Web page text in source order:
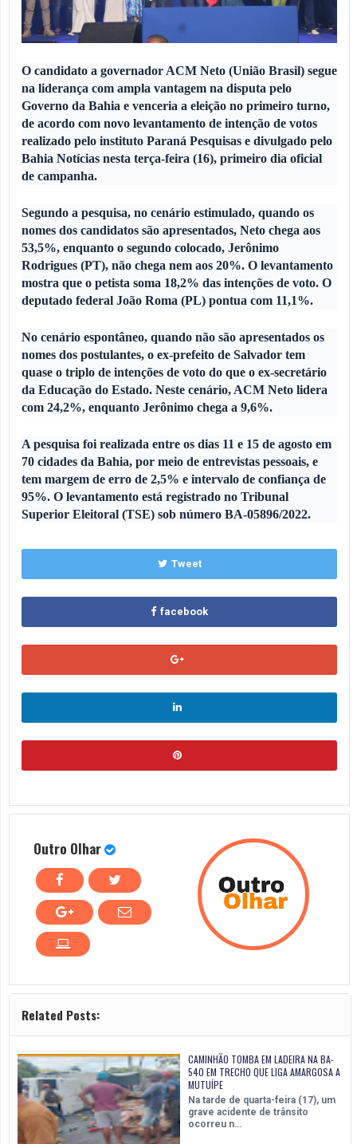
O candidato a governador ACM Neto (União Brasil) segue
na liderança com ampla vantagem na disputa pelo
Governo da Bahia e venceria a eleição no primeiro turno,
de acordo com novo levantamento de intenção de votos
realizado pelo instituto Paraná Pesquisas e divulgado pelo
Bahia Notícias nesta terça-feira (16), primeiro dia oficial
de campanha.
Segundo a pesquisa, no cenário estimulado, quando os
nomes dos candidatos são apresentados, Neto chega aos
53,5%, enquanto o segundo colocado, Jerônimo
Rodrigues (PT), não chega nem aos 20%. O levantamento
mostra que o petista soma 18,2% das intenções de voto. O
deputado federal João Roma (PL) pontua com 11,1%.
No cenário espontâneo, quando não são apresentados os
nomes dos postulantes, o ex-prefeito de Salvador tem
quase o triplo de intenções de voto do que o ex-secretário
da Educação do Estado. Neste cenário, ACM Neto lidera
com 24,2%, enquanto Jerônimo chega a 9,6%.
A pesquisa foi realizada entre os dias 11 e 15 de agosto em
70 cidades da Bahia, por meio de entrevistas pessoais, e
tem margem de erro de 2,5% e intervalo de confiança de
95%. O levantamento está registrado no Tribunal
Superior Eleitoral (TSE) sob número BA-05896/2022.
Tweet
facebook
Outro Olhar
Related Posts:
CAMINHÃO TOMBA EM LADEIRA NA BA-
540 EM TRECHO QUE LIGA AMARGOSA A
MUTUÍPE
Na tarde de quarta-feira (17), um
grave acidente de trânsito
ocorreu n…